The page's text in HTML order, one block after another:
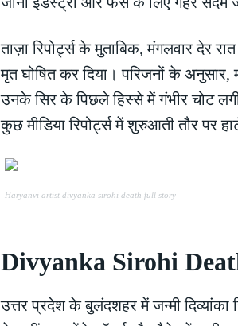
ताज़ा रिपोर्ट्स के मुताबिक, मंगलवार देर
मृत घोषित कर दिया। परिजनों के
उनके सिर के पिछले हिस्से में गंभीर चोट
कुछ मीडिया रिपोर्ट्स में शुरुआती तौर पर
Haryanvi artist divyanka sirohi death full story
Divyanka Sirohi
उत्तर प्रदेश के बुलंदशहर में जन्मी